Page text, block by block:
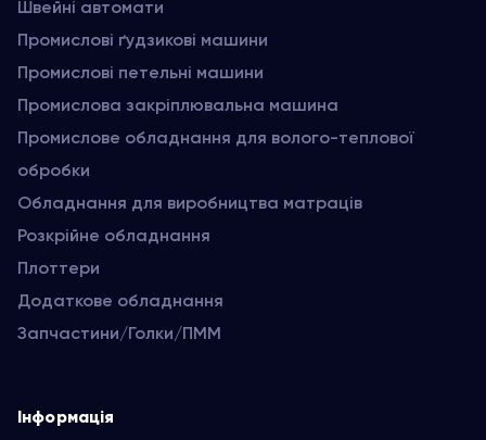
Швейні автомати
Промислові ґудзикові машини
Промислові петельні машини
Промислова закріплювальна машина
Промислове обладнання для волого-теплової
обробки
Обладнання для виробництва матраців
Розкрійне обладнання
Плоттери
Додаткове обладнання
Запчастини/Голки/ПММ
Інформація